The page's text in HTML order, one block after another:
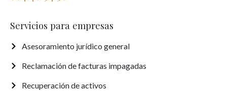
Servicios para empresas
Asesoramiento jurídico general
Reclamación de facturas impagadas
Recuperación de activos